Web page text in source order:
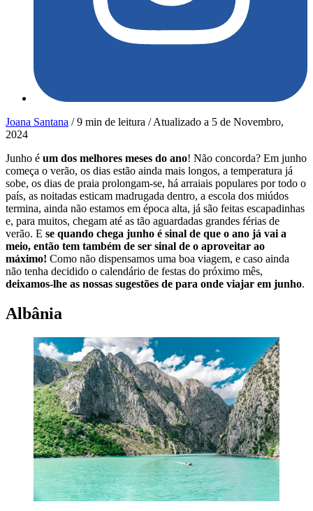
Joana Santana / 9 min de leitura /Atualizado a 5 de Novembro,
2024
Junho é um dos melhores meses do ano! Não concorda? Em junho
começa o verão, os dias estão ainda mais longos, a temperatura já
sobe, os dias de praia prolongam-se, há arraiais populares por todo o
país, as noitadas esticam madrugada dentro, a escola dos miúdos
termina, ainda não estamos em época alta, já são feitas escapadinhas
e, para muitos, chegam até as tão aguardadas grandes férias de
verão. E se quando chega junho é sinal de que o ano já vai a
meio, então tem também de ser sinal de o aproveitar ao
máximo! Como não dispensamos uma boa viagem, e caso ainda
não tenha decidido o calendário de festas do próximo mês,
deixamos-lhe as nossas sugestões de para onde viajar em junho.
Albânia